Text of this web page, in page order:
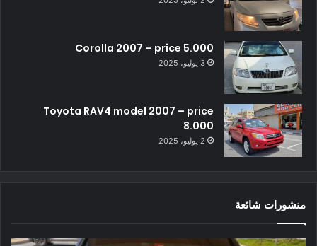
Corolla 2007 – price 5.000
3 يوليو، 2025
Toyota RAV4 model 2007 – price
8.000
2 يوليو، 2025
منشورات شائعة